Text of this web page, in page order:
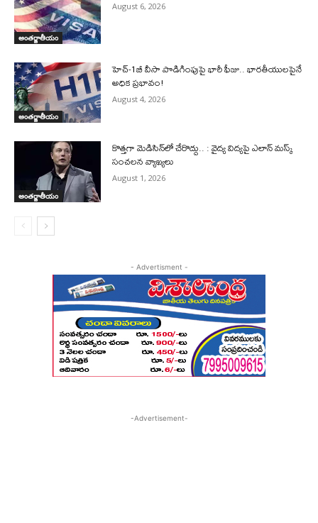
అంతర్జాతీయం
August 6, 2026
అంతర్జాతీయం
హెచ్‌-1బీ వీసా పొడిగింపుపై భారీ ఫీజు.. భారతీయులపైనే
అధిక ప్రభావం!
August 4, 2026
అంతర్జాతీయం
కొత్తగా మెడిసిన్‌లో చేరొద్దు.. : వైద్య విద్యపై ఎలాన్‌ మస్క్‌
సంచలన వ్యాఖ్యలు
August 1, 2026
- Advertisment -
-Advertisement-